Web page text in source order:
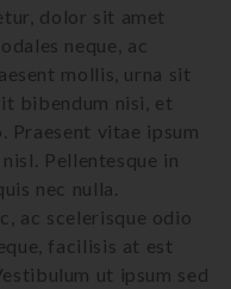
dolor sit amet
neque, ac
mollis, urna sit
bibendum nisi, et
Praesent vitae ipsum
Pellentesque in
nec nulla.
ac scelerisque odio
facilisis at est
ut ipsum sed